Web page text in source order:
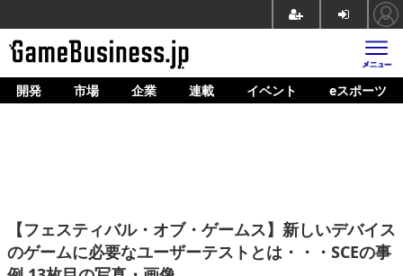
ホーム
企業動向
開発 市場 企業 連載 イベント eスポーツ
【フェスティバル・オブ・ゲームス】新しいデバイス
のゲームに必要なユーザーテストとは・・・SCEの事